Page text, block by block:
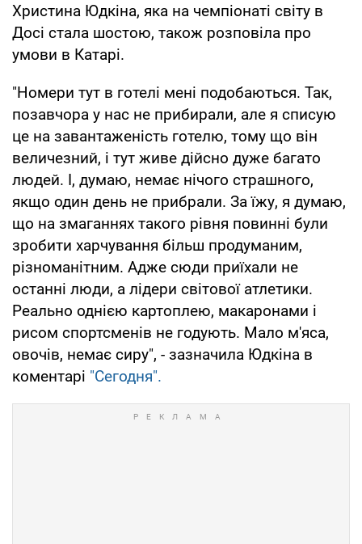
Христина Юдкіна, яка на чемпіонаті світу в
Досі стала шостою, також розповіла про
умови в Катарі.
"Номери тут в готелі мені подобаються. Так,
позавчора у нас не прибирали, але я списую
це на завантаженість готелю, тому що він
величезний, і тут живе дійсно дуже багато
людей. І, думаю, немає нічого страшного,
якщо один день не прибрали. За їжу, я думаю,
що на змаганнях такого рівня повинні були
зробити харчування більш продуманим,
різноманітним. Адже сюди приїхали не
останні люди, а лідери світової атлетики.
Реально однією картоплею, макаронами і
рисом спортсменів не годують. Мало м'яса,
овочів, немає сиру", - зазначила Юдкіна в
коментарі "Сегодня".